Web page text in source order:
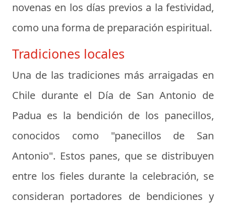
novenas en los días previos a la festividad,
como una forma de preparación espiritual.
Tradiciones locales
Una de las tradiciones más arraigadas en
Chile durante el Día de San Antonio de
Padua es la bendición de los panecillos,
conocidos como "panecillos de San
Antonio". Estos panes, que se distribuyen
entre los fieles durante la celebración, se
consideran portadores de bendiciones y